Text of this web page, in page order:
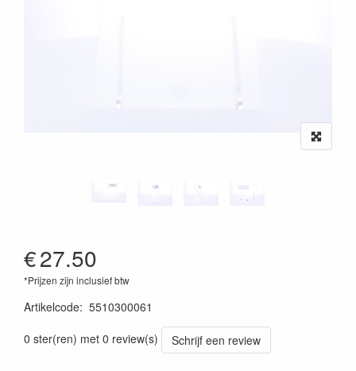
€27.50
*Prijzen zijn inclusief btw
Artikelcode: 5510300061
0 ster(ren) met 0 review(s)
Schrijf een review